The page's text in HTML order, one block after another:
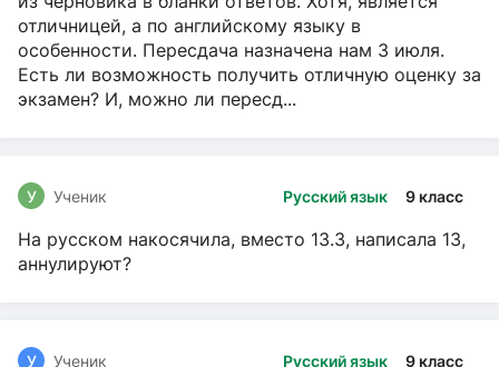
отличницей, а по английскому языку в
особенности. Пересдача назначена нам 3 июля.
Есть ли возможность получить отличную оценку за
экзамен? И, можно ли пересд...
Русский язык 9 класс
У Ученик
На русском накосячила, вместо 13.3, написала 13,
аннулируют?
Русский язык 9 класс
У Ученик